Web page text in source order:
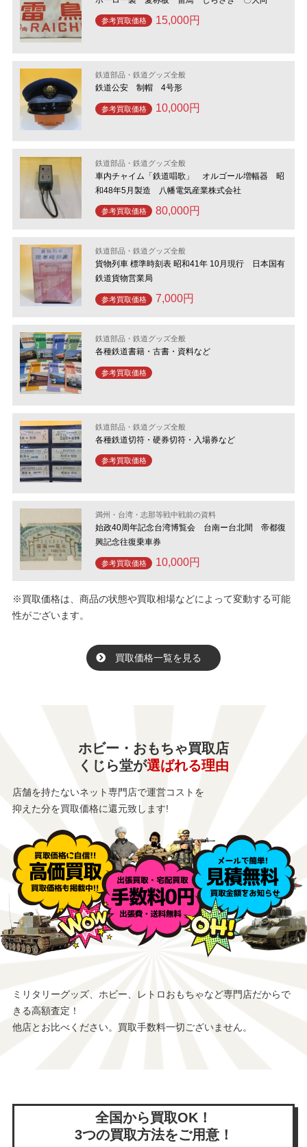
参考買取価格 15,000円
鉄道部品・鉄道グッズ全般
鉄道公安 制帽 4号形
参考買取価格 10,000円
鉄道部品・鉄道グッズ全般
車内チャイム「鉄道唱歌」 オルゴール増幅器 昭
和48年5月製造 八幡電気産業株式会社
参考買取価格 80,000円
鉄道部品・鉄道グッズ全般
貨物列車 標準時刻表 昭和41年 10月現行 日本国有
鉄道貨物営業局
参考買取価格 7,000円
鉄道部品・鉄道グッズ全般
各種鉄道書籍・古書・資料など
参考買取価格
鉄道部品・鉄道グッズ全般
各種鉄道切符・硬券切符・入場券など
参考買取価格
満州・台湾・志那等戦中戦前の資料
始政40周年記念台湾博覧会 台南ー台北間 帝都復
興記念往復乗車券
参考買取価格 10,000円
※買取価格は、商品の状態や買取相場などによって変動する可能
性がございます。
買取価格一覧を見る
ホビー・おもちゃ買取店
くじら堂が選ばれる理由
店舗を持たないネット専門店で運営コストを
抑えた分を買取価格に還元致します!
ミリタリーグッズ、ホビー、レトロおもちゃなど専門店だからで
きる高額査定！
他店とお比べください。買取手数料一切ございません。
全国から買取OK！
3つの買取方法をご用意！